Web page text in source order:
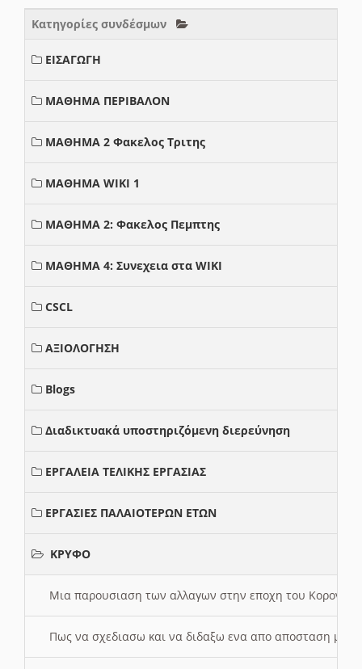
Κατηγορίες συνδέσμων
ΕΙΣΑΓΩΓΗ
ΜΑΘΗΜΑ ΠΕΡΙΒΑΛΟΝ
ΜΑΘΗΜΑ 2 Φακελος Τριτης
ΜΑΘΗΜΑ WIKI 1
ΜΑΘΗΜΑ 2: Φακελος Πεμπτης
ΜΑΘΗΜΑ 4: Συνεχεια στα WIKI
CSCL
ΑΞΙΟΛΟΓΗΣΗ
Blogs
Διαδικτυακά υποστηριζόμενη διερεύνηση
ΕΡΓΑΛΕΙΑ ΤΕΛΙΚΗΣ ΕΡΓΑΣΙΑΣ
ΕΡΓΑΣΙΕΣ ΠΑΛΑΙΟΤΕΡΩΝ ΕΤΩΝ
ΚΡΥΦΟ
Μια παρουσιαση των αλλαγων στην εποχη του
Πως να σχεδιασω και να διδαξω ενα απο αποσταση